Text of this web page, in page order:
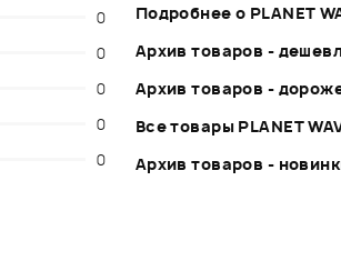
0
0
0
0
0
Подробнее о PLANET
Архив товаров -
Архив товаров -
Все товары PLANET
Архив товаров -